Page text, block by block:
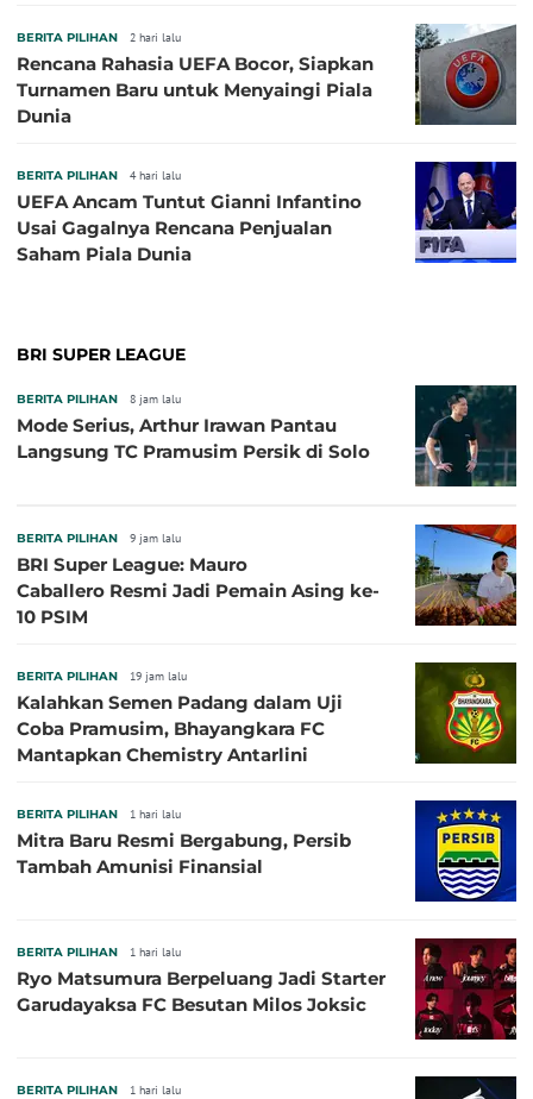
BERITA PILIHAN 2 hari lalu
Rencana Rahasia UEFA Bocor, Siapkan
Turnamen Baru untuk Menyaingi Piala
Dunia
BERITA PILIHAN 4 hari lalu
UEFA Ancam Tuntut Gianni Infantino
Usai Gagalnya Rencana Penjualan
Saham Piala Dunia
BRI SUPER LEAGUE
BERITA PILIHAN 8 jam lalu
Mode Serius, Arthur Irawan Pantau
Langsung TC Pramusim Persik di Solo
BERITA PILIHAN 9 jam lalu
BRI Super League: Mauro
Caballero Resmi Jadi Pemain Asing ke-
10 PSIM
BERITA PILIHAN 19 jam lalu
Kalahkan Semen Padang dalam Uji
Coba Pramusim, Bhayangkara FC
Mantapkan Chemistry Antarlini
BERITA PILIHAN 1 hari lalu
Mitra Baru Resmi Bergabung, Persib
Tambah Amunisi Finansial
BERITA PILIHAN 1 hari lalu
Ryo Matsumura Berpeluang Jadi Starter
Garudayaksa FC Besutan Milos Joksic
BERITA PILIHAN 1 hari lalu